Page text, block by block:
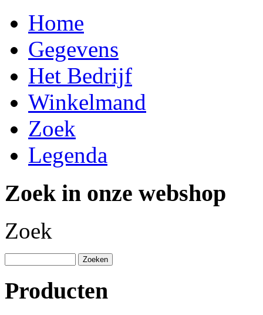
Home
Gegevens
Het Bedrijf
Winkelmand
Zoek
Legenda
Zoek in onze webshop
Zoek
Producten